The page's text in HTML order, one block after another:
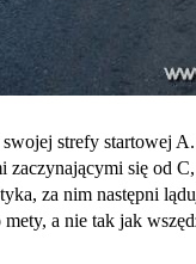
strefy startowej
się od
za nim następni
a nie tak jak